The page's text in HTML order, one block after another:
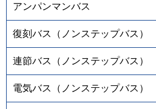
アンパンマンバス
復刻バス（ノンステップバス）
連節バス（ノンステップバス）
電気バス（ノンステップバス）